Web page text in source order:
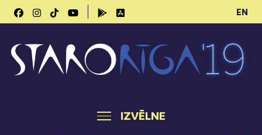
EN
IZVĒLNE